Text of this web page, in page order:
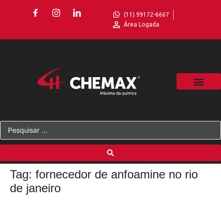
(11) 99172-6667
Área Logada
Tag: fornecedor de anfoamine no rio
de janeiro